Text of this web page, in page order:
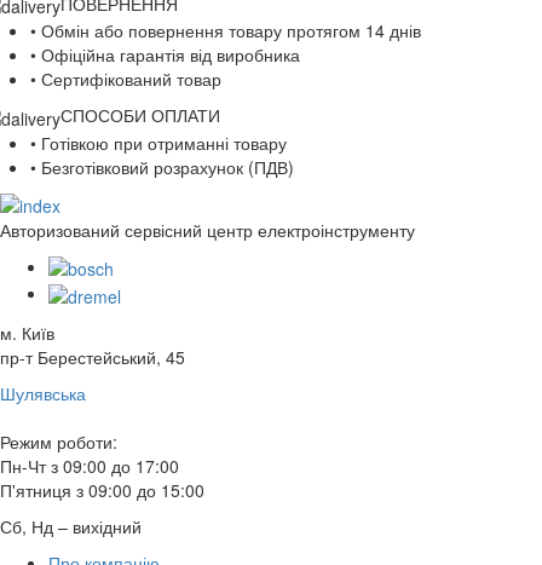
• Обмін або повернення товару протягом 14 днів
• Офіційна гарантія від виробника
• Сертифікований товар
СПОСОБИ ОПЛАТИ
• Готівкою при отриманні товару
• Безготівковий розрахунок (ПДВ)
Авторизований сервісний центр електроінструменту
м. Київ
пр-т Берестейський, 45
Шулявська
Режим роботи:
Пн-Чт з 09:00 до 17:00
П'ятниця з 09:00 до 15:00
Сб, Нд – вихідний